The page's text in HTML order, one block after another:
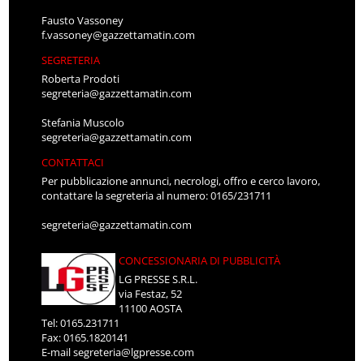
Fausto Vassoney
f.vassoney@gazzettamatin.com
SEGRETERIA
Roberta Prodoti
segreteria@gazzettamatin.com
Stefania Muscolo
segreteria@gazzettamatin.com
CONTATTACI
Per pubblicazione annunci, necrologi, offro e cerco lavoro,
contattare la segreteria al numero: 0165/231711
segreteria@gazzettamatin.com
CONCESSIONARIA DI PUBBLICITÀ
LG PRESSE S.R.L.
via Festaz, 52
11100 AOSTA
Tel: 0165.231711
Fax: 0165.1820141
E-mailsegreteria@lgpresse.com